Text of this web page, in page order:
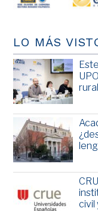
LO MÁS
civil